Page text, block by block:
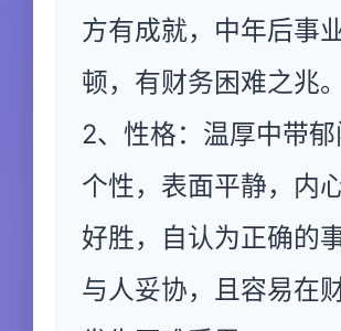
方有成就，中年后事
顿，有财务困难之兆。
2、性格：温厚中带郁
个性，表面平静，内
好胜，自认为正确的
与人妥协，且容易在